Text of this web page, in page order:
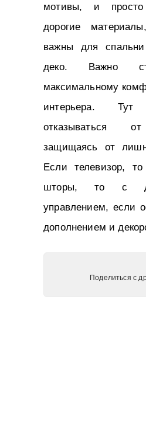
мотивы, и просто
дорогие
важны для
деко. Важно
максимальному
интерьера.
отказываться
защищаясь от
Если телевизор,
шторы, то с
управлением, если
дополнением и
Поделиться с